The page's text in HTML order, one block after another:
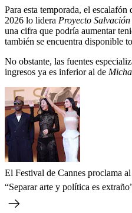
Para esta temporada, el
2026 lo lidera Proyecto Salvación
una cifra que podría aumentar
también se encuentra disponible
No obstante, las fuentes
ingresos ya es inferior al de
El Festival de Cannes proclama
“Separar arte y política es